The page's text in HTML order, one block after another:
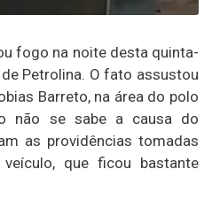
fogo na noite desta quinta-
Petrolina. O fato assustou
Barreto, na área do polo
não se sabe a causa do
as providências tomadas
que ficou bastante